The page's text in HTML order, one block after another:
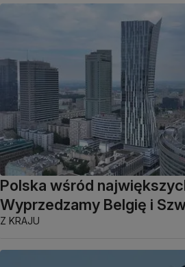
Polska wśród
Wyprzedzamy Belgię i
Z KRAJU